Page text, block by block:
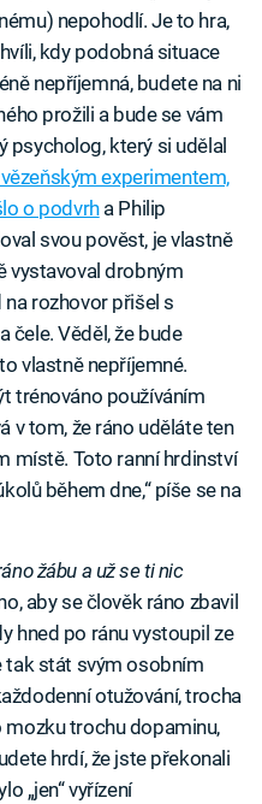
nepohodlí. Je to hra,
kdy podobná situace
nepříjemná, budete na ni
prožili a bude se vám
psycholog, který si udělal
experimentem,
o podvrha Philip
svou pověst, je vlastně
vystavoval drobným
na rozhovor přišel s
čele. Věděl, že bude
vlastně nepříjemné.
trénováno používáním
v tom, že ráno uděláte ten
místě. Toto ranní hrdinství
během dne,“ píše se na
žábu a už se ti nic
aby se člověk ráno zbavil
hned po ránu vystoupil ze
tak stát svým osobním
otužování, trocha
trochu dopaminu,
hrdí, že jste překonali
„jen“ vyřízení